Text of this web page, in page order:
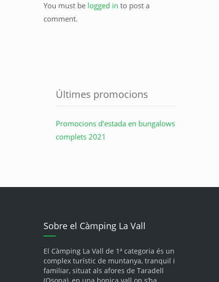
You must be logged in to post a
comment.
Últimes promocions
Promocions d'estada en bungalows
complets 2021
Sobre el Càmping La Vall
El Càmping La Vall de 1ª categoria és un
complex turístic de muntanya, tranquil i
familiar, situat als afores de Taradell